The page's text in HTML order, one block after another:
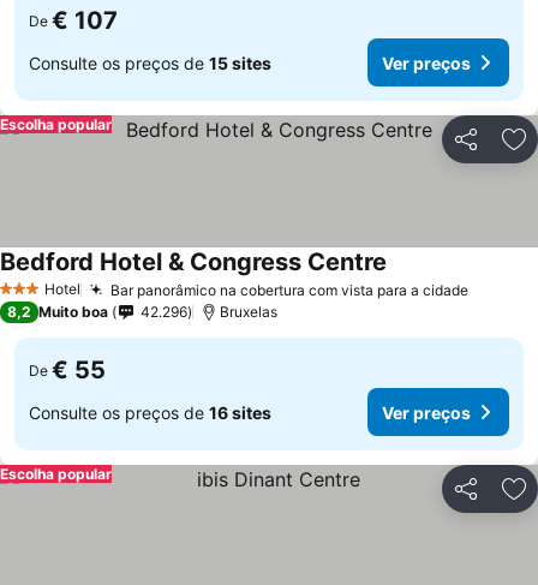
De € 107
Consulte os preços de 15 sites Ver preços
Partilhar
Escolha popular
3 EstrelasHotel Bar panorâmico na cobertura com vista para a cidade
Bedford Hotel & Congress Centre
8,2 Muito boa 42.296 Bruxelas
De € 55
Consulte os preços de 16 sites Ver preços
Partilhar
Escolha popular